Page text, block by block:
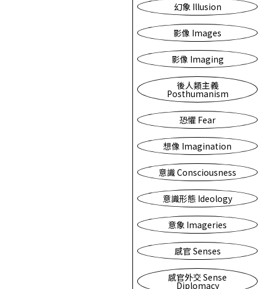
幻象 Illusion
影像 Images
影像 Imaging
後人類主義
Posthumanism
恐懼 Fear
想像 Imagination
意識 Consciousness
意識形態 Ideology
意象 Imageries
感官 Senses
感官外交 Sense
Diplomacy